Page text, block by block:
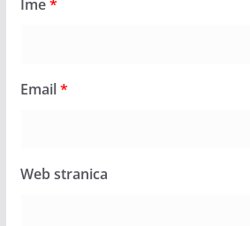
Ime*
Email*
Web stranica